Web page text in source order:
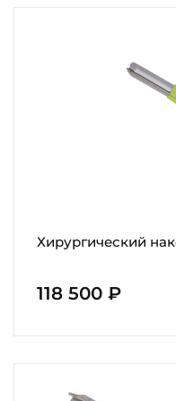
Хирургический
118 500 ₽